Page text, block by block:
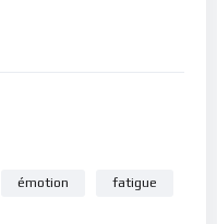
améliorée.
émotion fatigue